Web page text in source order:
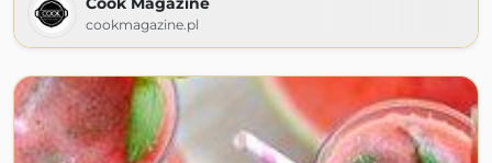
cookmagazine.pl